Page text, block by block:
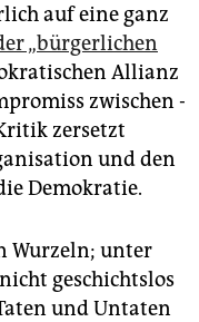
auf eine ganz
„bürgerlichen
Allianz
zwischen
zersetzt
und den
Demokratie.
Wurzeln; unter
geschichtslos
und Untaten